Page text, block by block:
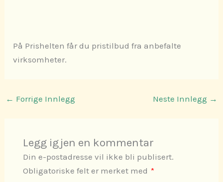
På Prishelten får du pristilbud fra anbefalte
virksomheter.
← Forrige Innlegg Neste Innlegg →
Legg igjen en kommentar
Din e-postadresse vil ikke bli publisert.
Obligatoriske felt er merket med *